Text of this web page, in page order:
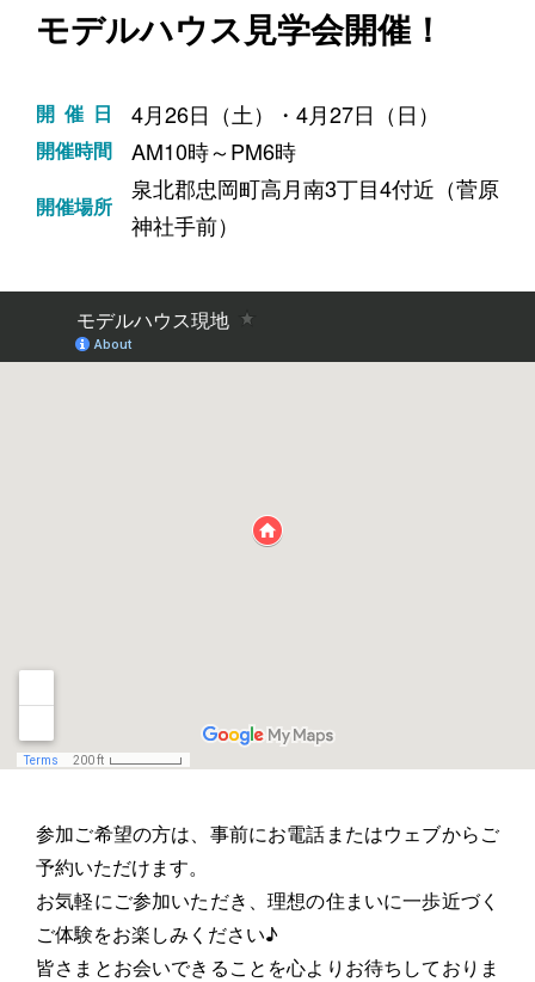
モデルハウス見学会開催！
開催日 4月26日（土）・4月27日（日）
開催時間 AM10時～PM6時
開催場所
泉北郡忠岡町高月南3丁目4付近（菅原
神社手前）
参加ご希望の方は、事前にお電話またはウェブからご
予約いただけます。
お気軽にご参加いただき、理想の住まいに一歩近づく
ご体験をお楽しみください♪
皆さまとお会いできることを心よりお待ちしておりま